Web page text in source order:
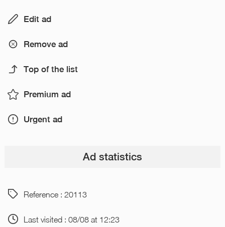
Edit ad
Remove ad
Top of the list
Premium ad
Urgent ad
Ad statistics
Reference : 20113
Last visited : 08/08 at 12:23